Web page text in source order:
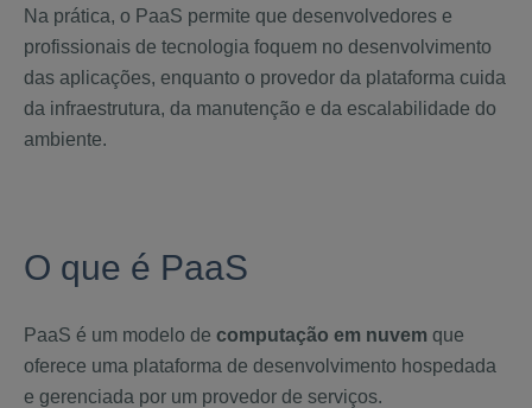
Na prática, o PaaS permite que desenvolvedores e
profissionais de tecnologia foquem no desenvolvimento
das aplicações, enquanto o provedor da plataforma cuida
da infraestrutura, da manutenção e da escalabilidade do
ambiente.
O que é PaaS
PaaS é um modelo de computação em nuvem que
oferece uma plataforma de desenvolvimento hospedada
e gerenciada por um provedor de serviços.